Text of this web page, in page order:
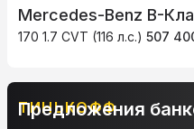
Mercedes-Benz B-
170 1.7 CVT (116 л.с.) 507
Предложения